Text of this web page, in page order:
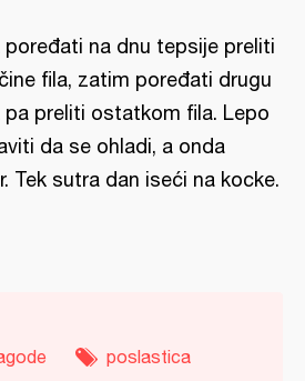
poređati na dnu tepsije preliti
fila, zatim poređati drugu
pa preliti ostatkom fila. Lepo
da se ohladi, a onda
Tek sutra dan iseći na kocke.
poslastica